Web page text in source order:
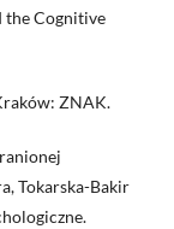
the Cognitive
ZNAK.
Tokarska-Bakir